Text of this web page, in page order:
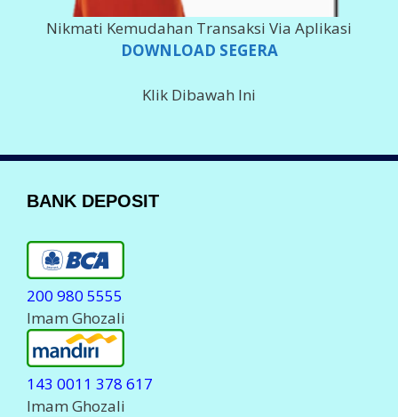
Nikmati Kemudahan Transaksi Via Aplikasi
DOWNLOAD SEGERA
Klik Dibawah Ini
BANK DEPOSIT
200 980 5555
Imam Ghozali
143 0011 378 617
Imam Ghozali